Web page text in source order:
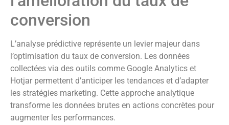
conversion
L’analyse prédictive représente un levier majeur dans
l’optimisation du taux de conversion. Les données
collectées via des outils comme Google Analytics et
Hotjar permettent d’anticiper les tendances et d’adapter
les stratégies marketing. Cette approche analytique
transforme les données brutes en actions concrètes pour
augmenter les performances.